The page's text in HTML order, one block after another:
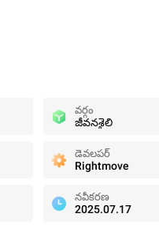
వర్గం
జీవనశైలి
డెవలపర్
Rightmove
నవీకరణ
2025.07.17